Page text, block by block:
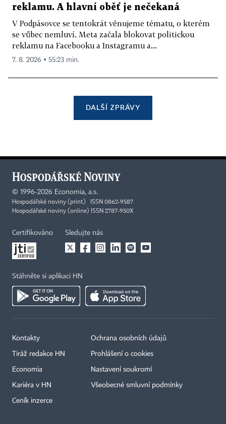
reklamu. A hlavní oběť je nečekaná
V Podpásovce se tentokrát věnujeme tématu, o kterém
se vůbec nemluví. Meta začala blokovat politickou
reklamu na Facebooku a Instagramu a...
7. 8. 2026 ▪ 55:23 min.
DALŠÍ ZPRÁVY
© 1996-2026 Economia, a.s.
Hospodářské noviny (print) ISSN 0862-9587
Hospodářské noviny (online) ISSN 2787-950X
Certifikováno Sledujte nás
Stáhněte si aplikaci HN
Kontakty
Tiráž redakce HN
Economia
Kariéra v HN
Ceník inzerce
Ochrana osobních údajů
Prohlášení o cookies
Nastavení soukromí
Všeobecné smluvní podmínky